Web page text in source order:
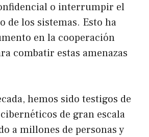
o interrumpir el
de los sistemas. Esto ha
en la cooperación
combatir estas amenazas
hemos sido testigos de
de gran escala
a millones de personas y